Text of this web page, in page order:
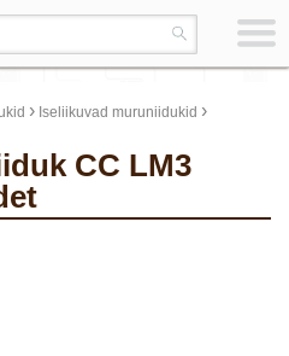
› Iseliikuvad muruniidukid ›